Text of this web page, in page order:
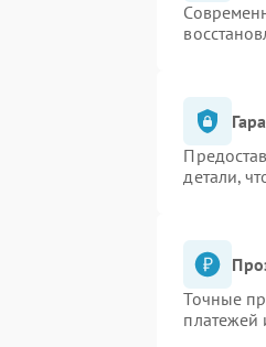
детали,
Точные
платежей